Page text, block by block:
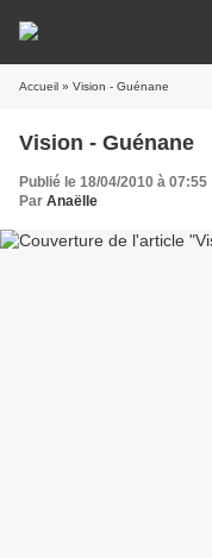
Accueil » Vision - Guénane
Vision - Guénane
Publié le 18/04/2010 à 07:55
Par Anaëlle